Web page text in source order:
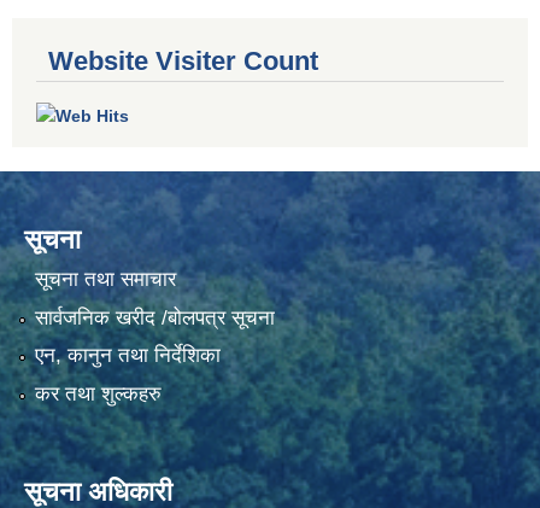
Website Visiter Count
सूचना
सूचना तथा समाचार
सार्वजनिक खरीद /बोलपत्र सूचना
एन, कानुन तथा निर्देशिका
कर तथा शुल्कहरु
सूचना अधिकारी